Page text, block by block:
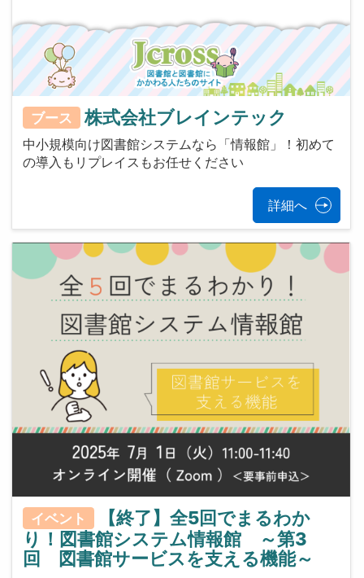
ブース 株式会社ブレインテック
中小規模向け図書館システムなら「情報館」！初めて
の導入もリプレイスもお任せください
詳細へ
イベント
【終了】全5回でまるわか
り！図書館システム情報館 ～第3
回 図書館サービスを支える機能～